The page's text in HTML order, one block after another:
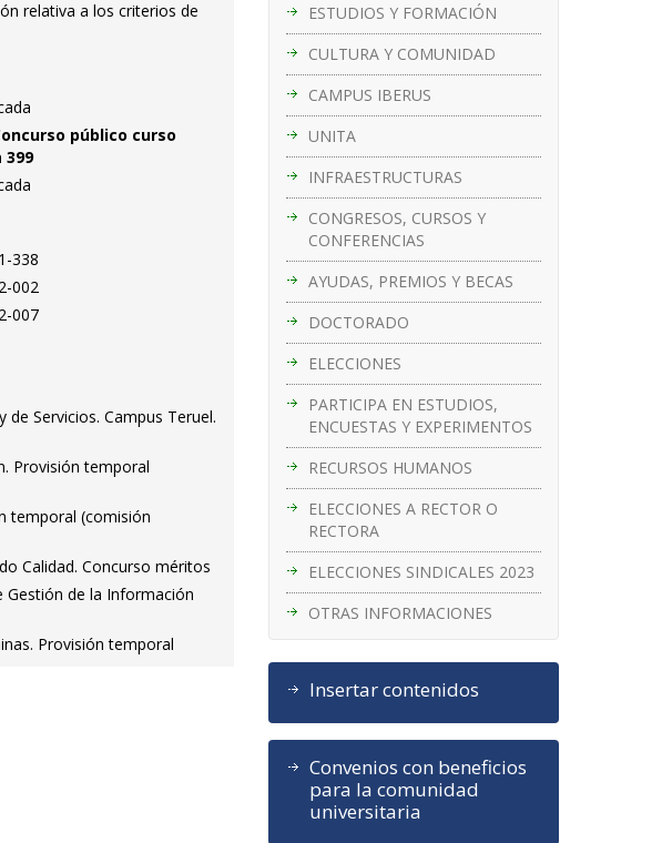
ESTUDIOS Y FORMACIÓN
CULTURA Y COMUNIDAD
CAMPUS IBERUS
UNITA
INFRAESTRUCTURAS
CONGRESOS, CURSOS Y
CONFERENCIAS
AYUDAS, PREMIOS Y BECAS
DOCTORADO
ELECCIONES
PARTICIPA EN ESTUDIOS,
ENCUESTAS Y EXPERIMENTOS
RECURSOS HUMANOS
ELECCIONES A RECTOR O
RECTORA
ELECCIONES SINDICALES 2023
OTRAS INFORMACIONES
Insertar contenidos
Convenios con beneficios
para la comunidad
universitaria
relativa a los criterios de
público curso
399
338
002
007
Servicios. Campus Teruel.
Provisión temporal
temporal (comisión
Calidad. Concurso méritos
Gestión de la Información
Provisión temporal